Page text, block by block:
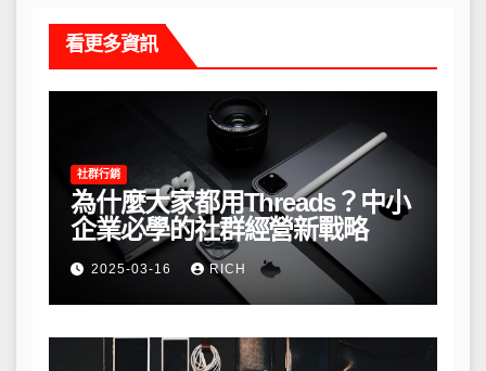
看更多資訊
社群行銷
為什麼大家都用Threads？中小
企業必學的社群經營新戰略
2025-03-16 RICH